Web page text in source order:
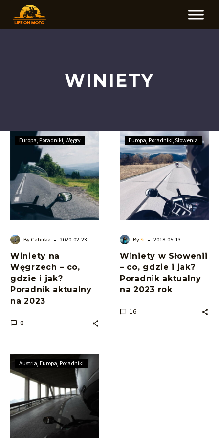
WINIETY
Winiety
Węgrzech
–
co,
gdzie
i
jak?
na
2023
Europa Poradniki Węgry
By Cahirka - 2020-02-23
Winiety na
Węgrzech – co,
gdzie i jak?
Poradnik aktualny
na 2023
0
Winiety
w
Słowenii
–
co,
gdzie
i
jak?
na
2023
rok
Europa Poradniki Słowenia
BySi - 2018-05-13
Winiety w Słowenii
– co, gdzie i jak?
Poradnik aktualny
na 2023 rok
16
Winiety
Austrii
–
zwykłe
i
elektroniczne.
Austria Europa Poradniki